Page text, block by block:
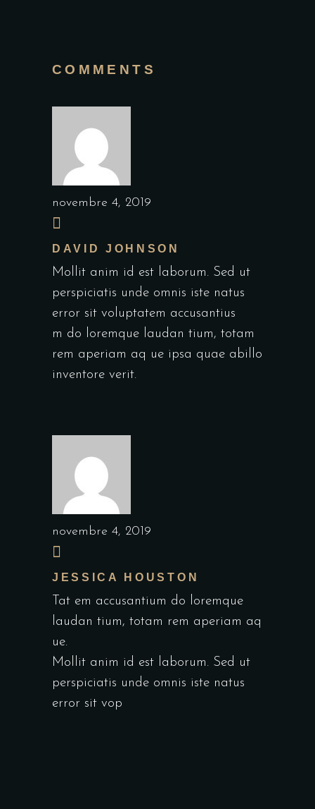
COMMENTS
novembre 4, 2019
DAVID JOHNSON
Mollit anim id est laborum. Sed ut
perspiciatis unde omnis iste natus
error sit voluptatem accusantius
m do loremque laudan tium, totam
rem aperiam aq ue ipsa quae abillo
inventore verit.
novembre 4, 2019
JESSICA HOUSTON
Tat em accusantium do loremque
laudan tium, totam rem aperiam aq
ue.
Mollit anim id est laborum. Sed ut
perspiciatis unde omnis iste natus
error sit vop